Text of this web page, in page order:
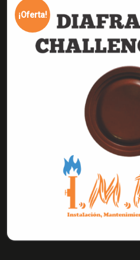
¡Oferta!